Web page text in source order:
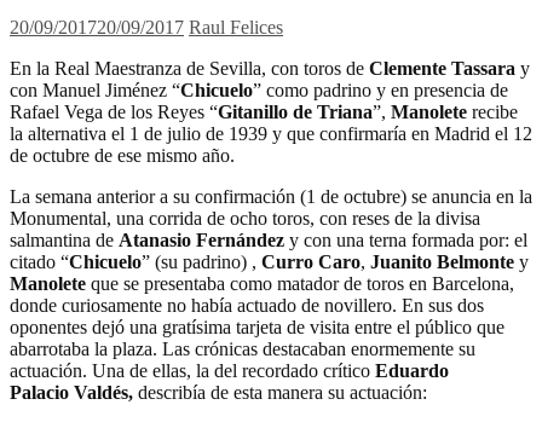
20/09/201720/09/2017 Raul Felices
En la Real Maestranza de Sevilla, con toros de Clemente Tassara y
con Manuel Jiménez “Chicuelo” como padrino y en presencia de
Rafael Vega de los Reyes “Gitanillo de Triana”, Manolete recibe
la alternativa el 1 de julio de 1939 y que confirmaría en Madrid el 12
de octubre de ese mismo año.
La semana anterior a su confirmación (1 de octubre) se anuncia en la
Monumental, una corrida de ocho toros, con reses de la divisa
salmantina de Atanasio Fernández y con una terna formada por: el
citado “Chicuelo” (su padrino) , Curro Caro, Juanito Belmonte y
Manolete que se presentaba como matador de toros en Barcelona,
donde curiosamente no había actuado de novillero. En sus dos
oponentes dejó una gratísima tarjeta de visita entre el público que
abarrotaba la plaza. Las crónicas destacaban enormemente su
actuación. Una de ellas, la del recordado crítico Eduardo
Palacio Valdés, describía de esta manera su actuación: